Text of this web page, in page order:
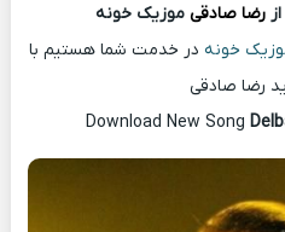
ازرضا صادقی موزیک خونه
خونه در خدمت شما هستیم با
رضا صادقی
Download New Song